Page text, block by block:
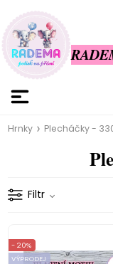
Hrnky Plecháčky -
Filtr
- 20%
VÝPRODEJ